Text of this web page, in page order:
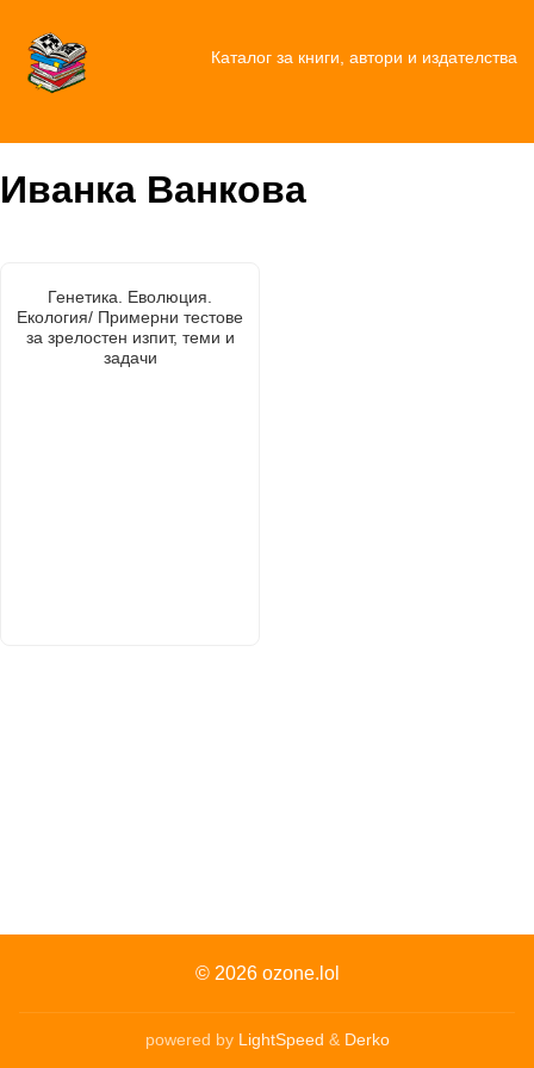
Каталог за книги, автори и издателства
Иванка Ванкова
Генетика. Еволюция.
Екология/ Примерни тестове
за зрелостен изпит, теми и
задачи
© 2026 ozone.lol
powered by LightSpeed & Derko